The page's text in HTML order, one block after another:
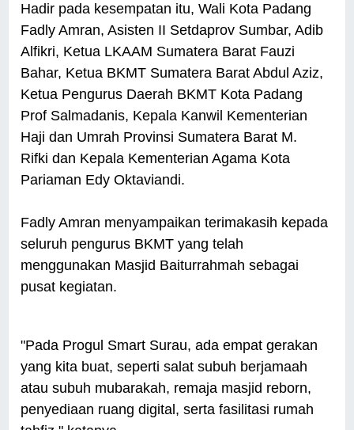
Hadir pada kesempatan itu, Wali Kota Padang
Fadly Amran, Asisten II Setdaprov Sumbar, Adib
Alfikri, Ketua LKAAM Sumatera Barat Fauzi
Bahar, Ketua BKMT Sumatera Barat Abdul Aziz,
Ketua Pengurus Daerah BKMT Kota Padang
Prof Salmadanis, Kepala Kanwil Kementerian
Haji dan Umrah Provinsi Sumatera Barat M.
Rifki dan Kepala Kementerian Agama Kota
Pariaman Edy Oktaviandi.
Fadly Amran menyampaikan terimakasih kepada
seluruh pengurus BKMT yang telah
menggunakan Masjid Baiturrahmah sebagai
pusat kegiatan.
"Pada Progul Smart Surau, ada empat gerakan
yang kita buat, seperti salat subuh berjamaah
atau subuh mubarakah, remaja masjid reborn,
penyediaan ruang digital, serta fasilitasi rumah